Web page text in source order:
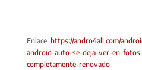
Enlace: https://andro4all.com/
android-auto-se-deja-ver-en-
completamente-renovado